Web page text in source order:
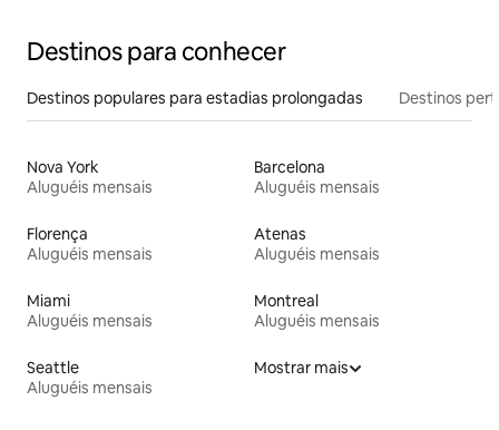
Destinos para conhecer
Destinos populares para estadias prolongadas Destinos
Nova York
Aluguéis mensais
Barcelona
Aluguéis mensais
Florença
Aluguéis mensais
Atenas
Aluguéis mensais
Miami
Aluguéis mensais
Montreal
Aluguéis mensais
Seattle
Aluguéis mensais
Mostrar mais